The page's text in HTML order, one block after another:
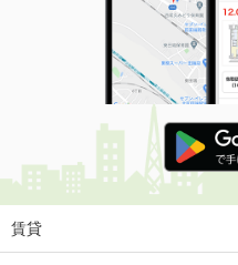
賃貸